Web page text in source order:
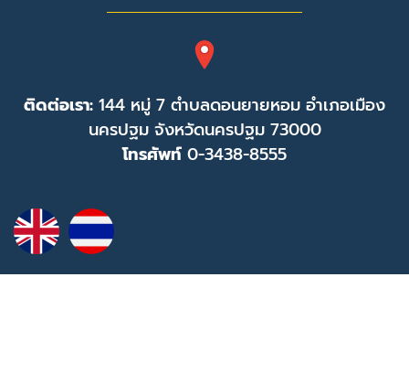
ติดต่อเรา: 144 หมู่ 7 ตำบลดอนยายหอม อำเภอเมือง
นครปฐม จังหวัดนครปฐม 73000
โทรศัพท์ 0-3438-8555